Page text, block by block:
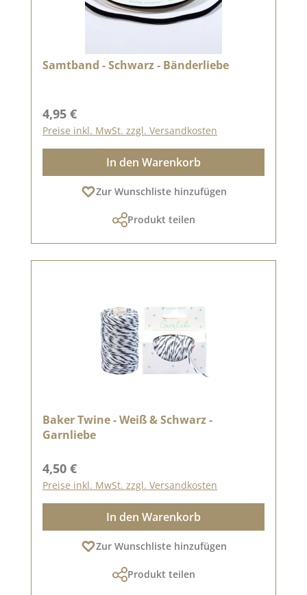
Samtband - Schwarz - Bänderliebe
Regulärer Preis:
4,95 €
Preise inkl. MwSt. zzgl. Versandkosten
In den Warenkorb
Zur Wunschliste hinzufügen
Produkt teilen
Baker Twine - Weiß & Schwarz -
Garnliebe
Regulärer Preis:
4,50 €
Preise inkl. MwSt. zzgl. Versandkosten
In den Warenkorb
Zur Wunschliste hinzufügen
Produkt teilen